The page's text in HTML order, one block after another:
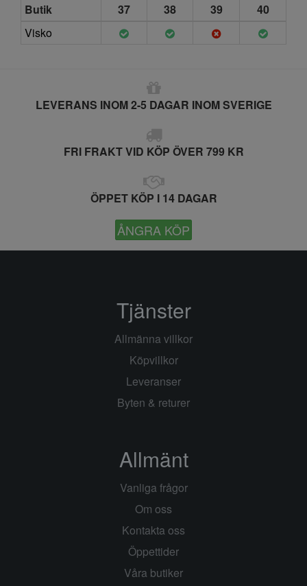
Butik
37 38 39
40
Visko
LEVERANS INOM 2-5 DAGAR INOM SVERIGE
FRI FRAKT VID KÖP ÖVER 799 KR
ÖPPET KÖP I 14 DAGAR
ÅNGRA KÖP
Tjänster
Allmänna villkor
Köpvillkor
Leveranser
Byten & returer
Allmänt
Vanliga frågor
Om oss
Kontakta oss
Öppettider
Våra butiker